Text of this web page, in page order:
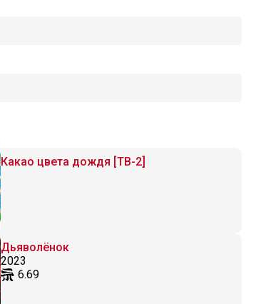
Какао цвета дождя [ТВ-2]
Дьяволёнок
2023
6.69